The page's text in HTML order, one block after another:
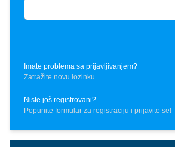
Imate problema sa prijavljivanjem?
Zatražite novu lozinku.
Niste još registrovani?
Popunite formular za registraciju i prijavite se!